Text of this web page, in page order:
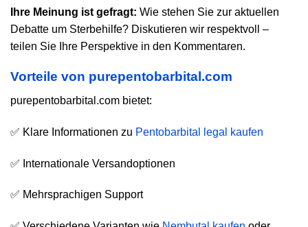
Ihre Meinung ist gefragt: Wie stehen Sie zur aktuellen
Debatte um Sterbehilfe? Diskutieren wir respektvoll –
teilen Sie Ihre Perspektive in den Kommentaren.
Vorteile von purepentobarbital.com
purepentobarbital.com bietet:
✅ Klare Informationen zu Pentobarbital legal kaufen
✅ Internationale Versandoptionen
✅ Mehrsprachigen Support